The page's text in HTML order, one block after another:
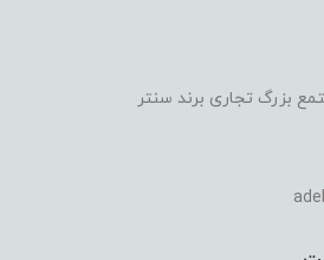
بزرگ تجاری برند سنتر